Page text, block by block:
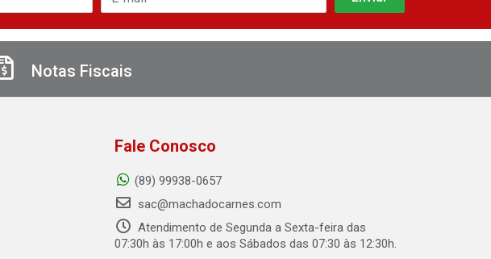
Notas Fiscais
Fale Conosco
(89) 99938-0657
sac@machadocarnes.com
Atendimento de Segunda a Sexta-feira das
07:30h às 17:00h e aos Sábados das 07:30 às 12:30h.